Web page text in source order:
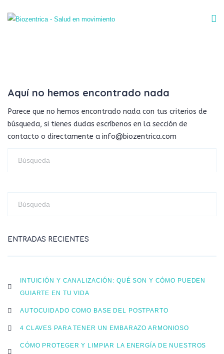
Aquí no hemos encontrado nada
Parece que no hemos encontrado nada con tus criterios de
búsqueda, si tienes dudas escríbenos en la sección de
contacto o directamente a info@biozentrica.com
ENTRADAS RECIENTES
INTUICIÓN Y CANALIZACIÓN: QUÉ SON Y CÓMO PUEDEN
GUIARTE EN TU VIDA
AUTOCUIDADO COMO BASE DEL POSTPARTO
4 CLAVES PARA TENER UN EMBARAZO ARMONIOSO
CÓMO PROTEGER Y LIMPIAR LA ENERGÍA DE NUESTROS